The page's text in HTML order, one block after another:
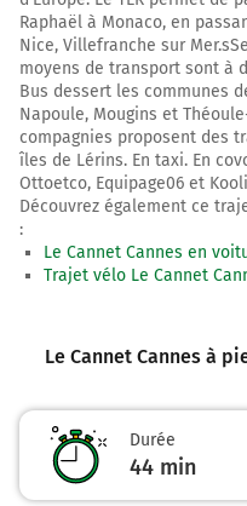
Tourner à
sur 30 mètres
10h40 Cannes
06150-06400
Raphaël à Monaco, en
Nice, Villefranche sur
moyens de transport sont à
Bus dessert les communes
Napoule, Mougins et
compagnies proposent des
îles de Lérins. En taxi. En
Ottoetco, Equipage06 et
Découvrez également ce
:
Le Cannet Cannes en
Trajet vélo Le Cannet
Le Cannet Cannes à
Durée
44 min